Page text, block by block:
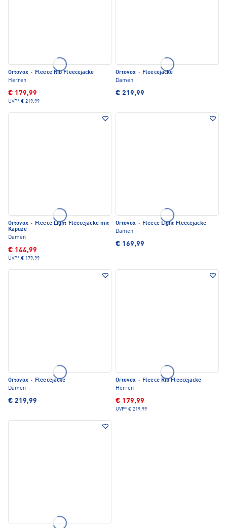
Ortovox · Fleece Rib Fleecejacke
Herren
€ 179,99
UVP* € 219,99
Ortovox · Fleecejacke
Damen
€ 219,99
Ortovox · Fleece Light Fleecejacke mit
Kapuze
Damen
€ 144,99
UVP* € 179,99
Ortovox · Fleece Light Fleecejacke
Damen
€ 169,99
Ortovox · Fleecejacke
Damen
€ 219,99
Ortovox · Fleece Rib Fleecejacke
Herren
€ 179,99
UVP* € 219,99